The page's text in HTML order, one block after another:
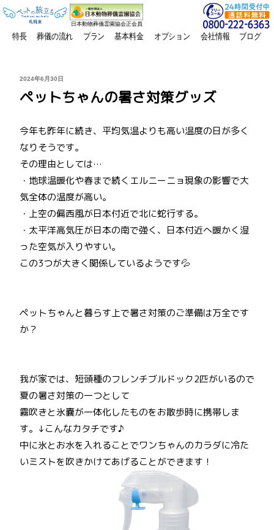
日本動物葬儀霊園協会正会員
特長 葬儀の流れ プラン 基本料金 オプション 会社情報 ブログ
投
日:
2024年6月30日
ペットちゃんの暑さ対策グッズ
今年も昨年に続き、平均気温よりも高い温度の日が多く
なりそうです。
その理由としては…
・地球温暖化や春まで続くエルニーニョ現象の影響で大
気全体の温度が高い。
・上空の偏西風が日本付近で北に蛇行する。
・太平洋高気圧が日本の南で強く、日本付近へ暖かく湿
った空気が入りやすい。
この3つが大きく関係しているようです💦
ペットちゃんと暮らす上で暑さ対策のご準備は万全です
か？
我が家では、短頭種のフレンチブルドック2匹がいるので
夏の暑さ対策の一つとして
霧吹きと氷嚢が一体化したものをお散歩時に携帯しま
す。↓こんなカタチです♪
中に氷とお水を入れることでワンちゃんのカラダに冷た
いミストを吹きかけてあげることができます！